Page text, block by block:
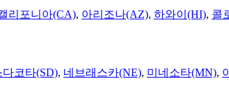
리포니아(CA), 아리조나(AZ), 하와이(HI), 콜
코타(SD), 네브래스카(NE), 미네소타(MN),